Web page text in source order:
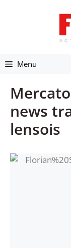
Menu
news
lensois